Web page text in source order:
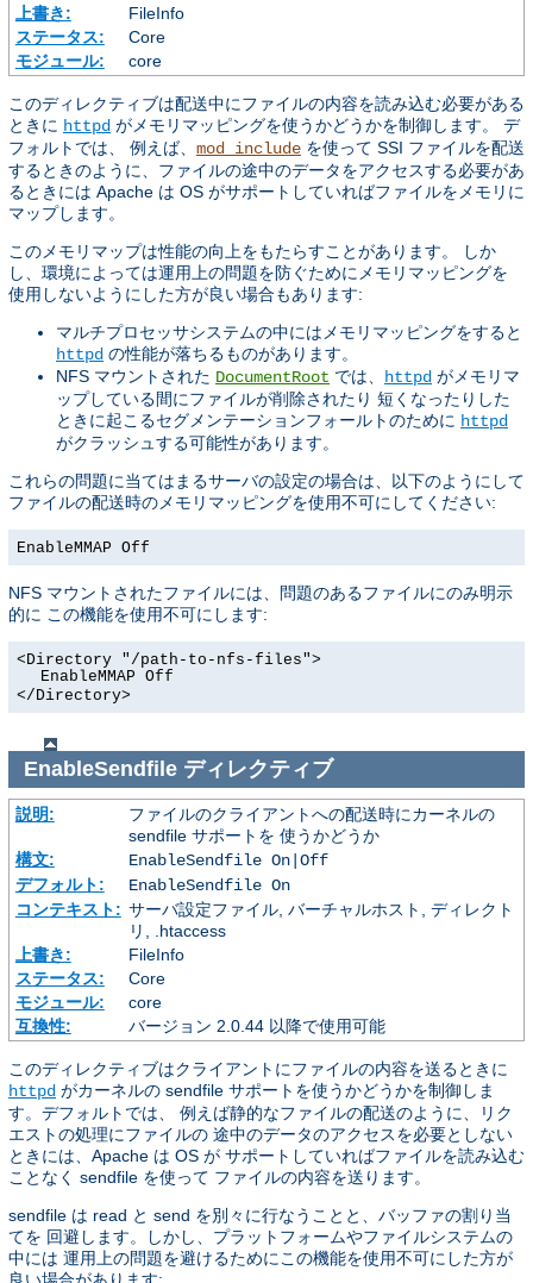
上書き:
FileInfo
ステータス:
Core
モジュール:
core
このディレクティブは配送中にファイルの内容を読み込む必要がある
ときに httpd がメモリマッピングを使うかどうかを制御します。 デ
フォルトでは、 例えば、 mod_include を使って SSI ファイルを配送
するときのように、ファイルの途中のデータをアクセスする必要があ
るときには Apache は OS がサポートしていればファイルをメモリに
マップします。
このメモリマップは性能の向上をもたらすことがあります。 しか
し、環境によっては運用上の問題を防ぐためにメモリマッピングを
使用しないようにした方が良い場合もあります:
マルチプロセッサシステムの中にはメモリマッピングをすると
httpd の性能が落ちるものがあります。
NFS マウントされた DocumentRoot では、 httpd がメモリマ
ップしている間にファイルが削除されたり 短くなったりした
ときに起こるセグメンテーションフォールトのために httpd
がクラッシュする可能性があります。
これらの問題に当てはまるサーバの設定の場合は、以下のようにして
ファイルの配送時のメモリマッピングを使用不可にしてください:
EnableMMAP Off
NFS マウントされたファイルには、問題のあるファイルにのみ明示
的に この機能を使用不可にします:
<Directory "/path-to-nfs-files">
EnableMMAP Off
</Directory>
EnableSendfileディレクティブ
説明:
ファイルのクライアントへの配送時にカーネルの
sendfile サポートを 使うかどうか
構文:
EnableSendfile On|Off
デフォルト:
EnableSendfile On
コンテキスト: サーバ設定ファイル, バーチャルホスト, ディレクト
リ, .htaccess
上書き:
FileInfo
ステータス:
Core
モジュール:
core
互換性:
バージョン 2.0.44 以降で使用可能
このディレクティブはクライアントにファイルの内容を送るときに
httpd がカーネルの sendfile サポートを使うかどうかを制御しま
す。デフォルトでは、 例えば静的なファイルの配送のように、リク
エストの処理にファイルの 途中のデータのアクセスを必要としない
ときには、Apache は OS が サポートしていればファイルを読み込む
ことなく sendfile を使って ファイルの内容を送ります。
sendfile は read と send を別々に行なうことと、バッファの割り当
てを 回避します。しかし、プラットフォームやファイルシステムの
中には 運用上の問題を避けるためにこの機能を使用不可にした方が